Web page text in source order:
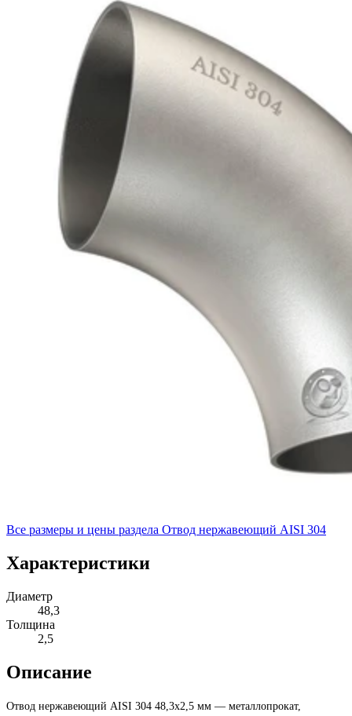
Все размеры и цены раздела Отвод нержавеющий AISI 304
Характеристики
Диаметр
48,3
Толщина
2,5
Описание
Отвод нержавеющий AISI 304 48,3х2,5 мм — металлопрокат,